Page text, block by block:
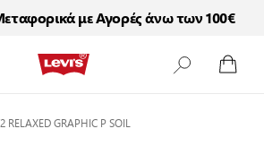
με Αγορές άνω των 100€
RELAXED GRAPHIC P SOIL